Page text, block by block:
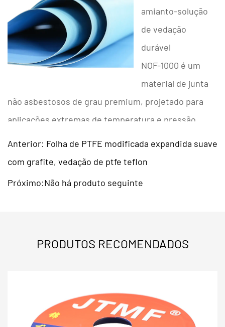
amianto-solução
de vedação
durável
NOF-1000 é um
material de junta
não asbestosos de grau premium, projetado para
aplicações extremas de temperatura e pressão.
desempenho superior de vedação, ao mesmo tempo
amianto em todo o mundo.
internacionais
Recuperação de compressão superiormantém a
integridade do selo sob pressões flutuantes
Anterior: Folha de PTFE modificada expandida suave
com grafite, vedação de ptfe teflon
Próximo:Não há produto seguinte
PRODUTOS RECOMENDADOS